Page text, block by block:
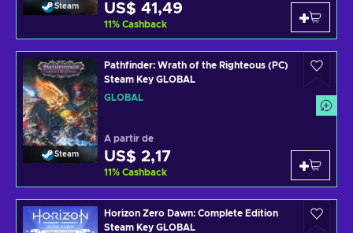
Steam US$ 41,49
11% Cashback
Steam
Pathfinder: Wrath of the Righteous (PC)
Steam Key GLOBAL
GLOBAL
A partir de
US$ 2,17
11% Cashback
Horizon Zero Dawn: Complete Edition
Steam Key GLOBAL